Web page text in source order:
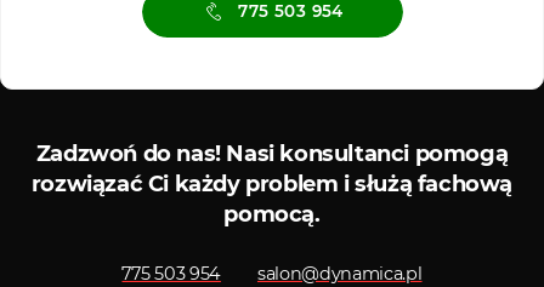
775 503 954
Zadzwoń do nas!Nasi konsultanci pomogą
rozwiązać Ci każdy problem i służą fachową
pomocą.
775 503 954 salon@dynamica.pl